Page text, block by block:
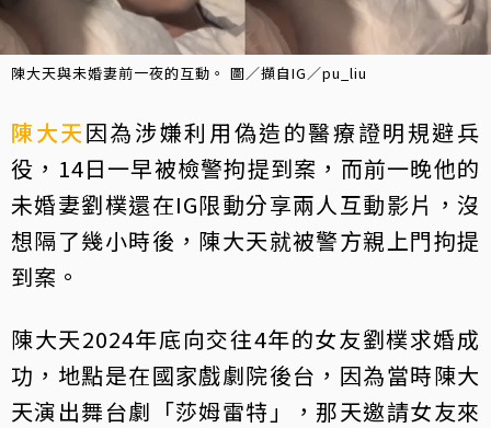
陳大天與未婚妻前一夜的互動。 圖／擷自IG／pu_liu
陳大天因為涉嫌利用偽造的醫療證明規避兵
役，14日一早被檢警拘提到案，而前一晚他的
未婚妻劉樸還在IG限動分享兩人互動影片，沒
想隔了幾小時後，陳大天就被警方親上門拘提
到案。
陳大天2024年底向交往4年的女友劉樸求婚成
功，地點是在國家戲劇院後台，因為當時陳大
天演出舞台劇「莎姆雷特」，那天邀請女友來